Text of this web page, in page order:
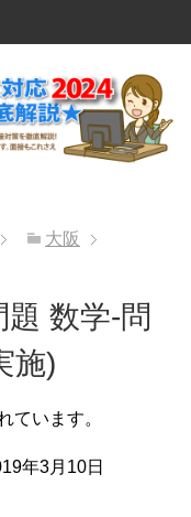
大阪
数学-問
施)
ています。
年3月10日